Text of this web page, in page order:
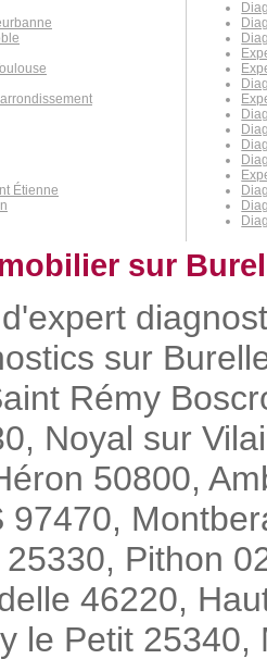
Étienne
sur
sur
Rémy
Noyal sur
50800,
97470,
Pithon
46220,
le Petit